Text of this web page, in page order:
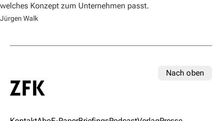
welches Konzept zum Unternehmen passt.
Jürgen Walk
Nach oben